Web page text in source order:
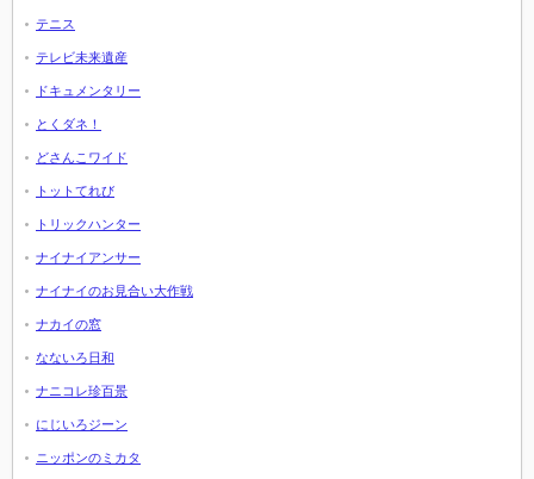
テニス
テレビ未来遺産
ドキュメンタリー
とくダネ！
どさんこワイド
トットてれび
トリックハンター
ナイナイアンサー
ナイナイのお見合い大作戦
ナカイの窓
なないろ日和
ナニコレ珍百景
にじいろジーン
ニッポンのミカタ